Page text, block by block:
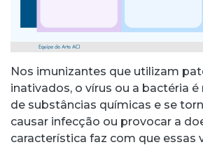
Nos imunizantes que utilizam
inativados, o vírus ou a bactéria
de substâncias químicas e se
causar infecção ou provocar a
característica faz com que essas